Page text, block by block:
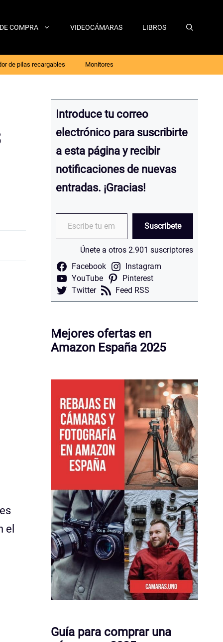
COMPRA VIDEOCÁMARAS LIBROS
de pilas recargables Monitores
el
Introduce tu correo
electrónico para suscribirte
a esta página y recibir
notificaciones de nuevas
entradas. ¡Gracias!
Escribe tu email…
Suscribete
Únete a otros 2.901 suscriptores
Facebook
Instagram
YouTube
Pinterest
Twitter
Feed RSS
Mejores ofertas en
Amazon España 2025
Guía para comprar una